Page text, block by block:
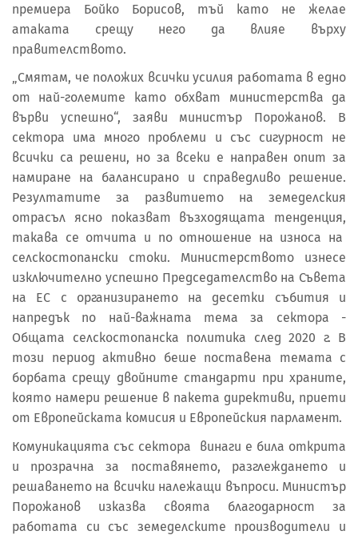
премиера Бойко Борисов, тъй като не желае
атаката срещу него да влияе върху
правителството.
„Смятам, че положих всички усилия работата в едно
от най-големите като обхват министерства да
върви успешно“, заяви министър Порожанов. В
сектора има много проблеми и със сигурност не
всички са решени, но за всеки е направен опит за
намиране на балансирано и справедливо решение.
Резултатите за развитието на земеделския
отрасъл ясно показват възходящата тенденция,
такава се отчита и по отношение на износа на
селскостопански стоки. Министерството изнесе
изключително успешно Председателство на Съвета
на ЕС с организирането на десетки събития и
напредък по най-важната тема за сектора -
Общата селскостопанска политика след 2020 г. В
този период активно беше поставена темата с
борбата срещу двойните стандарти при храните,
която намери решение в пакета директиви, приети
от Европейската комисия и Европейския парламент.
Комуникацията със сектора винаги е била открита
и прозрачна за поставянето, разглеждането и
решаването на всички належащи въпроси. Министър
Порожанов изказва своята благодарност за
работата си със земеделските производители и